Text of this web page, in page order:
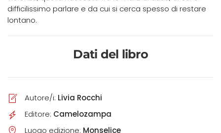
difficilissimo parlare e da cui si cerca spesso di restare
lontano.
Dati del libro
Autore/i: Livia Rocchi
Editore: Camelozampa
Luogo edizione: Monselice